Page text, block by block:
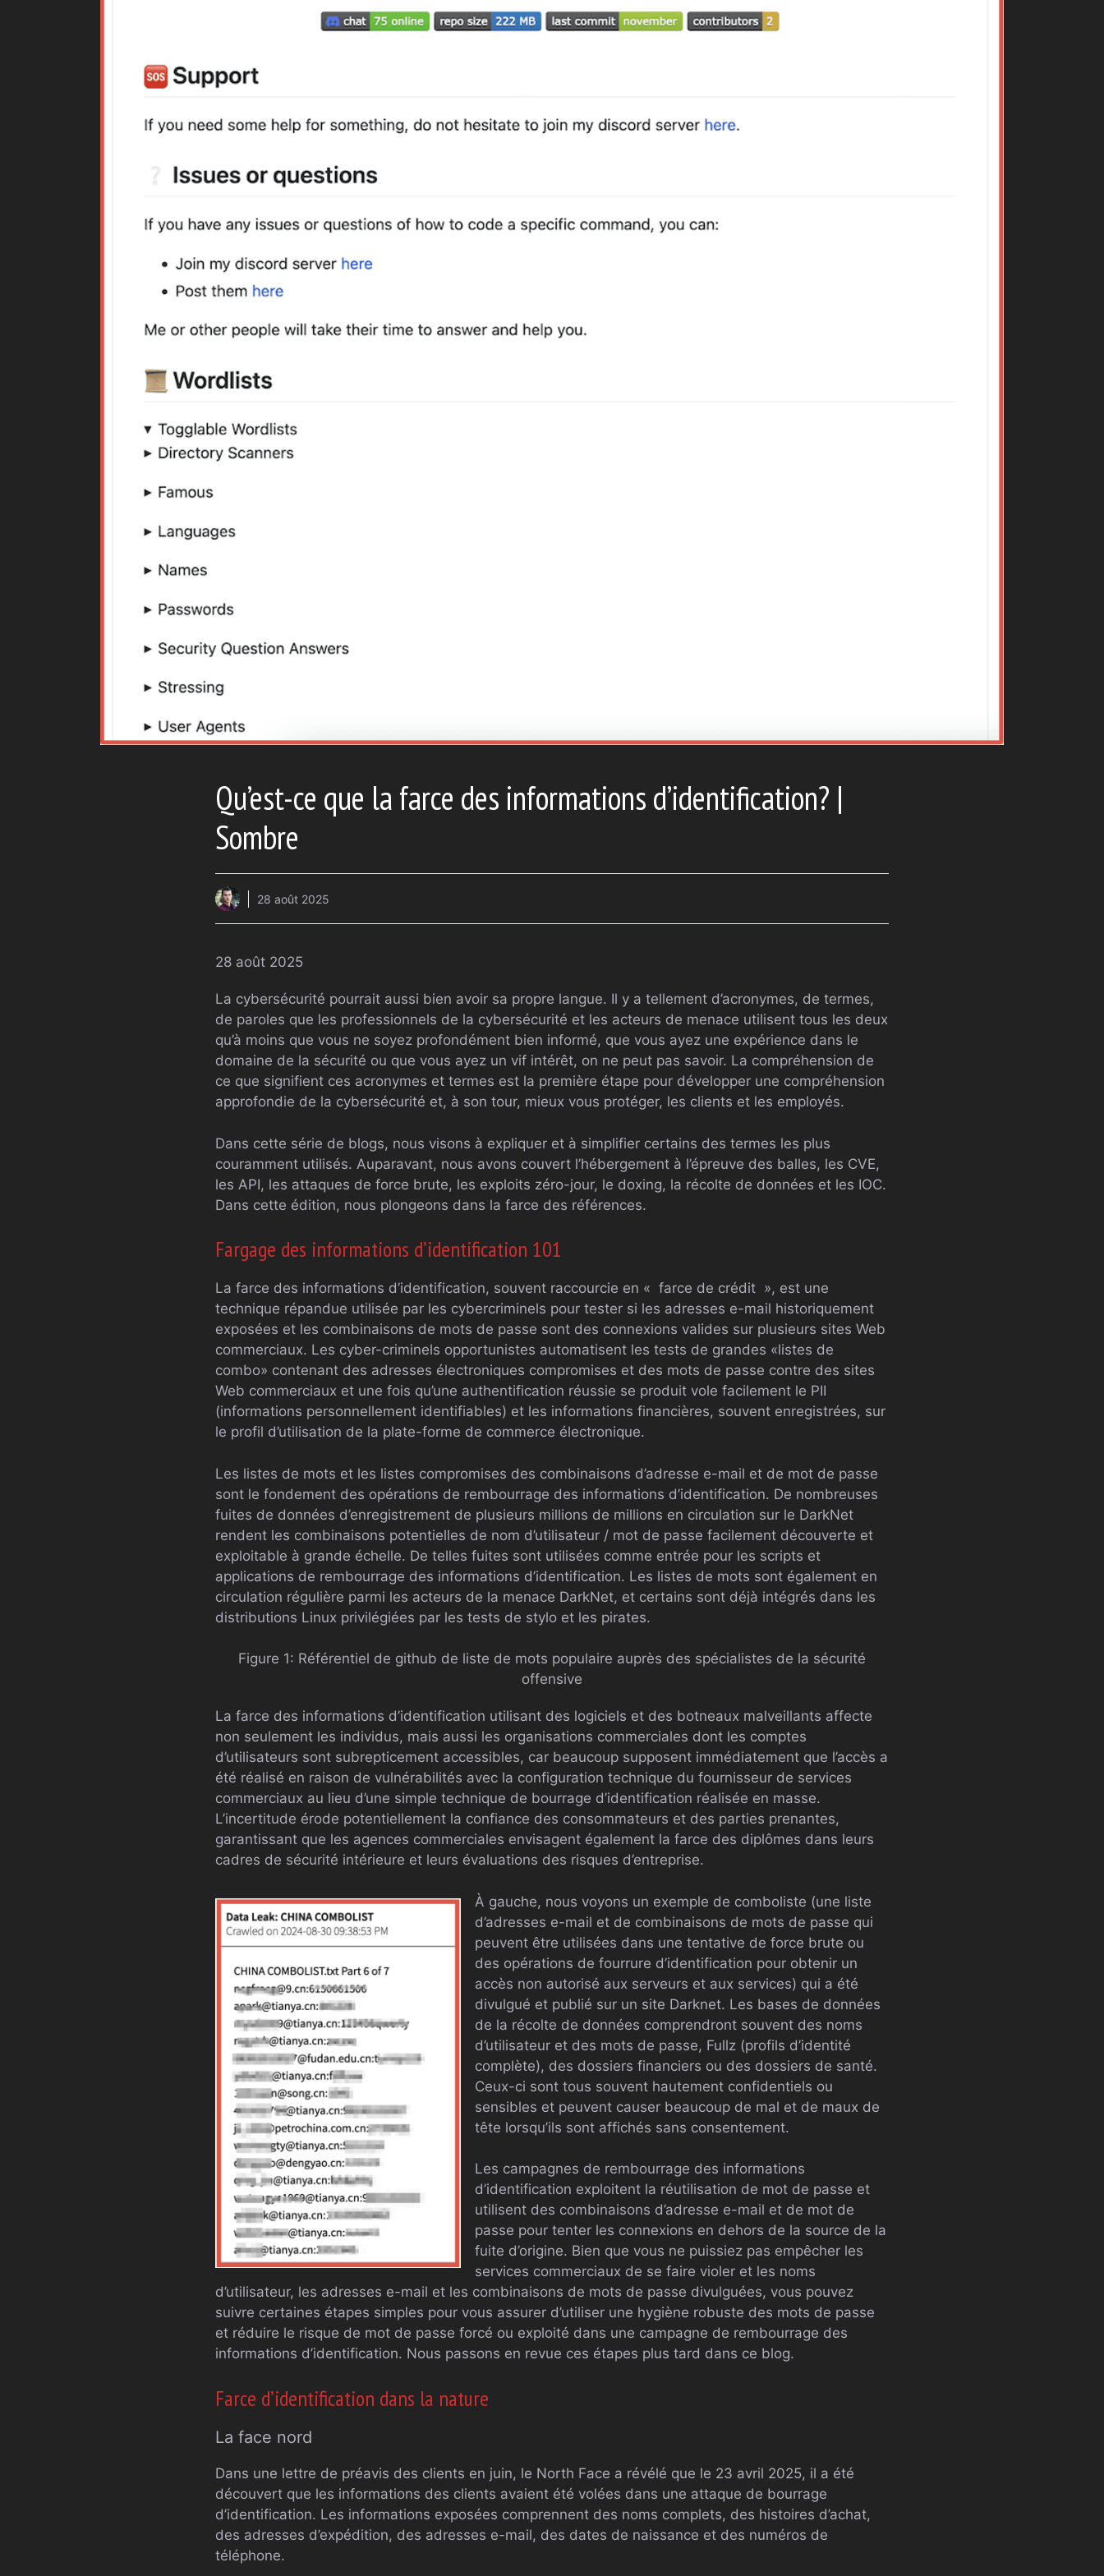
Qu’est-ce que la farce des informations d’identification? |
Sombre
28 août 2025
28 août 2025
La cybersécurité pourrait aussi bien avoir sa propre langue. Il y a tellement d’acronymes, de termes,
de paroles que les professionnels de la cybersécurité et les acteurs de menace utilisent tous les deux
qu’à moins que vous ne soyez profondément bien informé, que vous ayez une expérience dans le
domaine de la sécurité ou que vous ayez un vif intérêt, on ne peut pas savoir. La compréhension de
ce que signifient ces acronymes et termes est la première étape pour développer une compréhension
approfondie de la cybersécurité et, à son tour, mieux vous protéger, les clients et les employés.
Dans cette série de blogs, nous visons à expliquer et à simplifier certains des termes les plus
couramment utilisés. Auparavant, nous avons couvert l’hébergement à l’épreuve des balles, les CVE,
les API, les attaques de force brute, les exploits zéro-jour, le doxing, la récolte de données et les IOC.
Dans cette édition, nous plongeons dans la farce des références.
Fargage des informations d’identification 101
La farce des informations d’identification, souvent raccourcie en « farce de crédit », est une
technique répandue utilisée par les cybercriminels pour tester si les adresses e-mail historiquement
exposées et les combinaisons de mots de passe sont des connexions valides sur plusieurs sites Web
commerciaux. Les cyber-criminels opportunistes automatisent les tests de grandes «listes de
combo» contenant des adresses électroniques compromises et des mots de passe contre des sites
Web commerciaux et une fois qu’une authentification réussie se produit vole facilement le PII
(informations personnellement identifiables) et les informations financières, souvent enregistrées, sur
le profil d’utilisation de la plate-forme de commerce électronique.
Les listes de mots et les listes compromises des combinaisons d’adresse e-mail et de mot de passe
sont le fondement des opérations de rembourrage des informations d’identification. De nombreuses
fuites de données d’enregistrement de plusieurs millions de millions en circulation sur le DarkNet
rendent les combinaisons potentielles de nom d’utilisateur / mot de passe facilement découverte et
exploitable à grande échelle. De telles fuites sont utilisées comme entrée pour les scripts et
applications de rembourrage des informations d’identification. Les listes de mots sont également en
circulation régulière parmi les acteurs de la menace DarkNet, et certains sont déjà intégrés dans les
distributions Linux privilégiées par les tests de stylo et les pirates.
Figure 1: Référentiel de github de liste de mots populaire auprès des spécialistes de la sécurité
offensive
La farce des informations d’identification utilisant des logiciels et des botneaux malveillants affecte
non seulement les individus, mais aussi les organisations commerciales dont les comptes
d’utilisateurs sont subrepticement accessibles, car beaucoup supposent immédiatement que l’accès a
été réalisé en raison de vulnérabilités avec la configuration technique du fournisseur de services
commerciaux au lieu d’une simple technique de bourrage d’identification réalisée en masse.
L’incertitude érode potentiellement la confiance des consommateurs et des parties prenantes,
garantissant que les agences commerciales envisagent également la farce des diplômes dans leurs
cadres de sécurité intérieure et leurs évaluations des risques d’entreprise.
À gauche, nous voyons un exemple de comboliste (une liste
d’adresses e-mail et de combinaisons de mots de passe qui
peuvent être utilisées dans une tentative de force brute ou
des opérations de fourrure d’identification pour obtenir un
accès non autorisé aux serveurs et aux services) qui a été
divulgué et publié sur un site Darknet. Les bases de données
de la récolte de données comprendront souvent des noms
d’utilisateur et des mots de passe, Fullz (profils d’identité
complète), des dossiers financiers ou des dossiers de santé.
Ceux-ci sont tous souvent hautement confidentiels ou
sensibles et peuvent causer beaucoup de mal et de maux de
tête lorsqu’ils sont affichés sans consentement.
Les campagnes de rembourrage des informations
d’identification exploitent la réutilisation de mot de passe et
utilisent des combinaisons d’adresse e-mail et de mot de
passe pour tenter les connexions en dehors de la source de la
fuite d’origine. Bien que vous ne puissiez pas empêcher les
services commerciaux de se faire violer et les noms
d’utilisateur, les adresses e-mail et les combinaisons de mots de passe divulguées, vous pouvez
suivre certaines étapes simples pour vous assurer d’utiliser une hygiène robuste des mots de passe
et réduire le risque de mot de passe forcé ou exploité dans une campagne de rembourrage des
informations d’identification. Nous passons en revue ces étapes plus tard dans ce blog.
Farce d’identification dans la nature
La face nord
Dans une lettre de préavis des clients en juin, le North Face a révélé que le 23 avril 2025, il a été
découvert que les informations des clients avaient été volées dans une attaque de bourrage
d’identification. Les informations exposées comprennent des noms complets, des histoires d’achat,
des adresses d’expédition, des adresses e-mail, des dates de naissance et des numéros de
téléphone.